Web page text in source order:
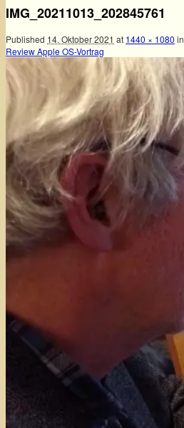
IMG_20211013_202845761
Published 14. Oktober 2021 at 1440 × 1080 in
Review Apple OS-Vortrag